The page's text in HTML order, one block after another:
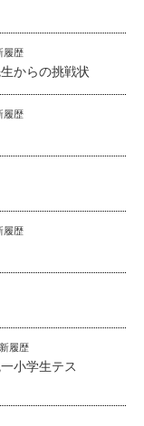
履歴
からの挑戦状
履歴
履歴
履歴
小学生テス